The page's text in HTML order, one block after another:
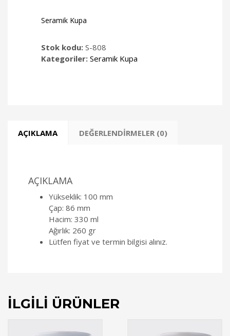
Seramik Kupa
Stok kodu: S-808
Kategoriler: Seramik Kupa
AÇIKLAMA DEĞERLENDIRMELER (0)
AÇIKLAMA
Yükseklik: 100 mm
Çap: 86 mm
Hacim: 330 ml
Ağırlık: 260 gr
Lütfen fiyat ve termin bilgisi alınız.
İLGILI ÜRÜNLER